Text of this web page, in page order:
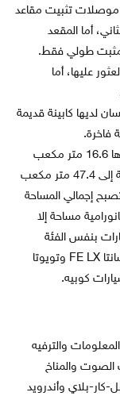
تثبيت مقاعد
أما المقعد
مثبت طولي فقط.
عليها، أما
لديها كابينة قديمة
فاخرة.
: تتميز بمساحة الحمولة قدرها 16.6 متر مكعب
خلف الصف الثالث وعند طيها تزيد المساحة إلى 47.4 متر مكعب
إجمالي المساحة
مساحة إلا
بنفس الفئة
بمساحة أكبر قليلاً؛ بما في ذلك هيونداي سانتا FE LX وتويوتا
8 انش بنظام المعلومات والترفيه
الصوت والمناخ
بلاي وأندرويد